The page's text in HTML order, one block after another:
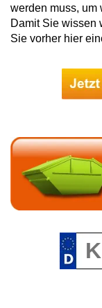
werden muss, um
Damit Sie wissen
Sie vorher hier